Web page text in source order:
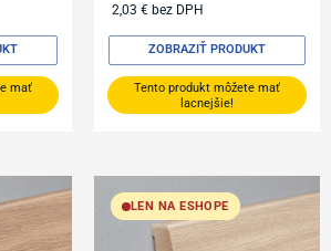
mať
2,03€ bez DPH
Tento produkt môžete mať
lacnejšie!
ZOBRAZIŤ PRODUKT
LEN NA ESHOPE